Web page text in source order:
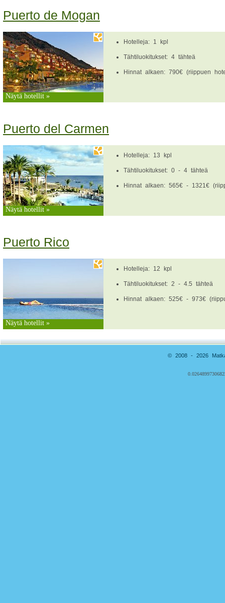
Puerto de Mogan
Hotelleja: 1 kpl
Tähtiluokitukset: 4 tähteä
Hinnat alkaen: 790€ (riippuen
Näytä hotellit »
Puerto del Carmen
Hotelleja: 13 kpl
Tähtiluokitukset: 0 - 4 tähteä
Hinnat alkaen: 565€ - 1321€
Näytä hotellit »
Puerto Rico
Hotelleja: 12 kpl
Tähtiluokitukset: 2 - 4.5 tähteä
Hinnat alkaen: 525€ - 973€
Näytä hotellit »
© 2008 - 2026